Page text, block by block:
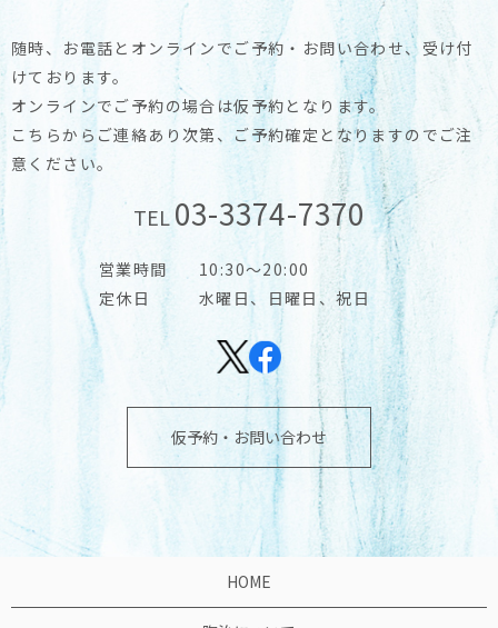
随時、お電話とオンラインでご予約・お問い合わせ、受け付
けております。
オンラインでご予約の場合は仮予約となります。
こちらからご連絡あり次第、ご予約確定となりますのでご注
意ください。
TEL03-3374-7370
営業時間
10:30～20:00
定休日
水曜日、日曜日、祝日
仮予約・お問い合わせ
HOME